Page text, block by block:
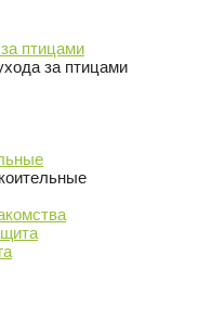
птицами
за птицами